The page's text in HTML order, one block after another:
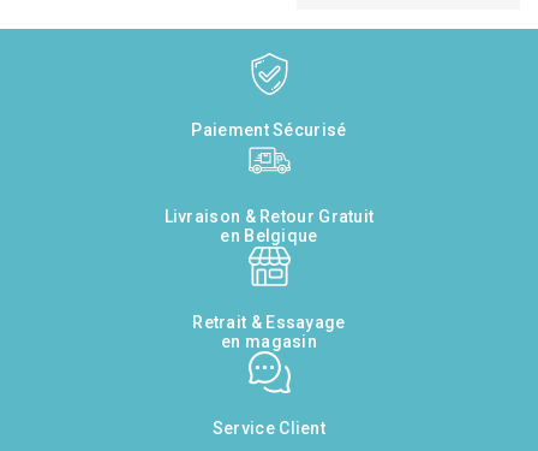
Paiement Sécurisé
Livraison & Retour Gratuit
en Belgique
Retrait & Essayage
en magasin
Service Client